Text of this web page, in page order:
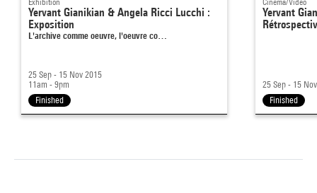
Yervant Gianikian & Angela Ricci Lucchi :
Exposition
L'archive comme oeuvre, l'oeuvre co…
25 Sep - 15 Nov 2015
11am - 9pm
Finished
Yervant
25 Sep - 15
Finished